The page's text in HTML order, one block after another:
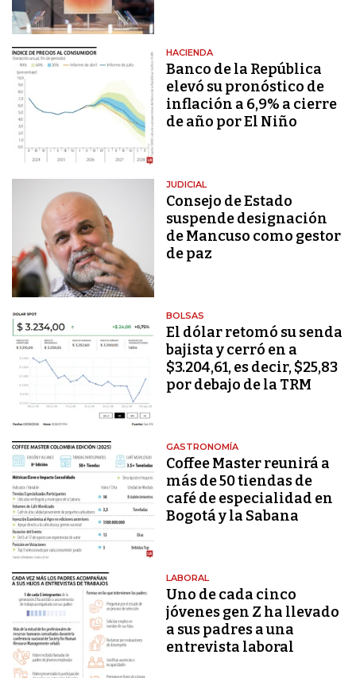
HACIENDA
Banco de la República
elevó su pronóstico de
inflación a 6,9% a cierre
de año por El Niño
JUDICIAL
Consejo de Estado
suspende designación
de Mancuso como gestor
de paz
BOLSAS
El dólar retomó su senda
bajista y cerró en a
$3.204,61, es decir, $25,83
por debajo de la TRM
GASTRONOMÍA
Coffee Master reunirá a
más de 50 tiendas de
café de especialidad en
Bogotá y la Sabana
LABORAL
Uno de cada cinco
jóvenes gen Z ha llevado
a sus padres a una
entrevista laboral